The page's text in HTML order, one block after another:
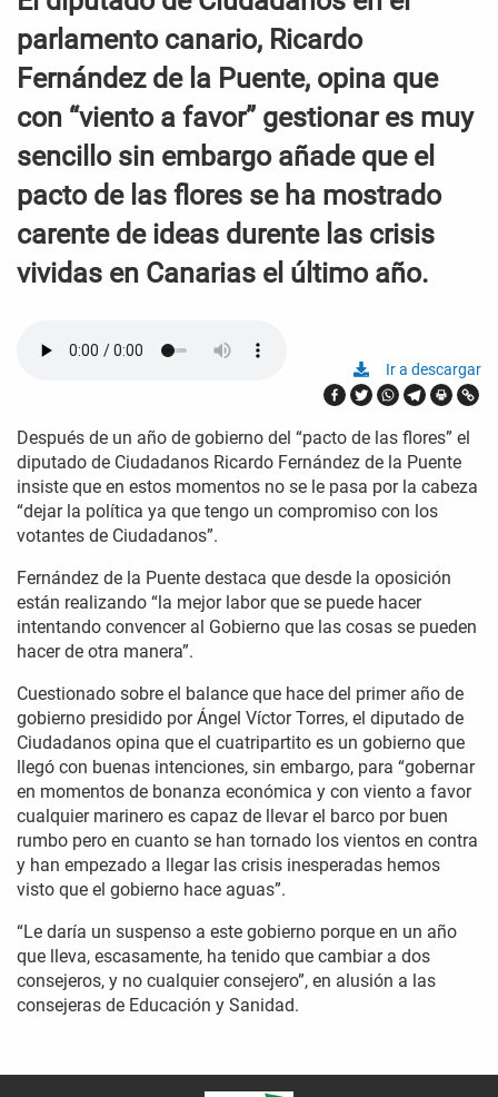
parlamento canario, Ricardo
Fernández de la Puente, opina que
con “viento a favor” gestionar es muy
sencillo sin embargo añade que el
pacto de las flores se ha mostrado
carente de ideas durente las crisis
vividas en Canarias el último año.
Ir a descargar
Después de un año de gobierno del “pacto de las flores” el
diputado de Ciudadanos Ricardo Fernández de la Puente
insiste que en estos momentos no se le pasa por la cabeza
“dejar la política ya que tengo un compromiso con los
votantes de Ciudadanos”.
Fernández de la Puente destaca que desde la oposición
están realizando “la mejor labor que se puede hacer
intentando convencer al Gobierno que las cosas se pueden
hacer de otra manera”.
Cuestionado sobre el balance que hace del primer año de
gobierno presidido por Ángel Víctor Torres, el diputado de
Ciudadanos opina que el cuatripartito es un gobierno que
llegó con buenas intenciones, sin embargo, para “gobernar
en momentos de bonanza económica y con viento a favor
cualquier marinero es capaz de llevar el barco por buen
rumbo pero en cuanto se han tornado los vientos en contra
y han empezado a llegar las crisis inesperadas hemos
visto que el gobierno hace aguas”.
“Le daría un suspenso a este gobierno porque en un año
que lleva, escasamente, ha tenido que cambiar a dos
consejeros, y no cualquier consejero”, en alusión a las
consejeras de Educación y Sanidad.